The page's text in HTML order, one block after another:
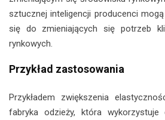
sztucznej inteligencji producenci
się do zmieniających się potrzeb
rynkowych.
Przykład zastosowania
Przykładem zwiększenia
fabryka odzieży, która